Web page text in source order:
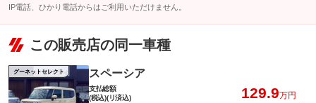
IP電話、ひかり電話からはご利用いただけません。
この販売店の同一車種
グーネットセレクト スペーシア
支払総額
(税込)(リ済込)
129.9万円